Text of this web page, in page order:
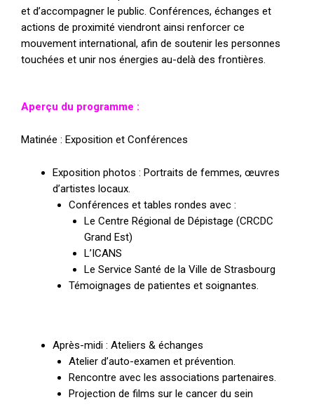
et d’accompagner le public. Conférences, échanges et
actions de proximité viendront ainsi renforcer ce
mouvement international, afin de soutenir les personnes
touchées et unir nos énergies au-delà des frontières.
Aperçu du programme :
Matinée : Exposition et Conférences
Exposition photos : Portraits de femmes, œuvres
d’artistes locaux.
Conférences et tables rondes avec :
Le Centre Régional de Dépistage (CRCDC
Grand Est)
L’ICANS
Le Service Santé de la Ville de Strasbourg
Témoignages de patientes et soignantes.
Après-midi : Ateliers & échanges
Atelier d’auto-examen et prévention.
Rencontre avec les associations partenaires.
Projection de films sur le cancer du sein